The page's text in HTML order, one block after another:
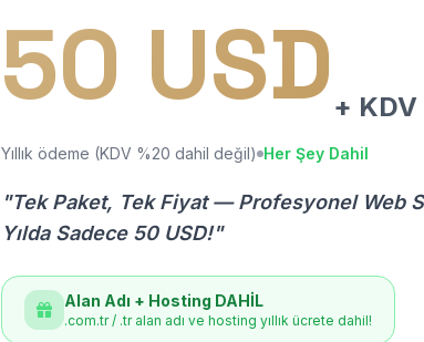
50 USD + KDV
Yıllık ödeme (KDV %20 dahil değil) Her Şey Dahil
"Tek Paket, Tek Fiyat — Profesyonel Web
Yılda Sadece 50 USD!"
Alan Adı + Hosting DAHİL
.com.tr / .tr alan adı ve hosting yıllık ücrete dahil!